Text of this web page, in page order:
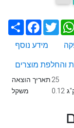
שתף
מידע נוסף
והחלפת מוצרים
תאריך הוצאה25
משקל
ק"ג